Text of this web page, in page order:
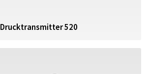
Drucktransmitter 520